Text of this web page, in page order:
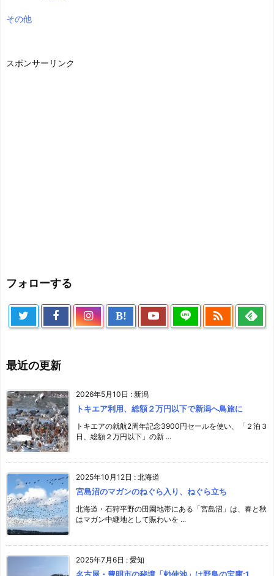
その他
スポンサーリンク
フォローする
B! 
最近の更新
2026年5月10日 : 新潟
トキエア利用、総額２万円以下で新潟へ鳥旅に
トキエアの就航2周年記念3900円セールを使い、「２泊３
日、総額２万円以下」の新 ...
2025年10月12日 : 北海道
宮島沼のマガンのねぐら入り、ねぐら立ち
北海道・石狩平野の田園地帯にある「宮島沼」は、春と秋
はマガン中継地として賑わいを ...
2025年7月6日 : 愛知